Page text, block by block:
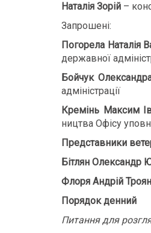
Наталія Зорій –
Запрошені:
Погорела Наталія
державної
Бойчук
адміністрації
Кремінь Максим
ництва Офісу
Представники
Бітлян Олександр
Флоря Андрій
Порядок денний
Питання для